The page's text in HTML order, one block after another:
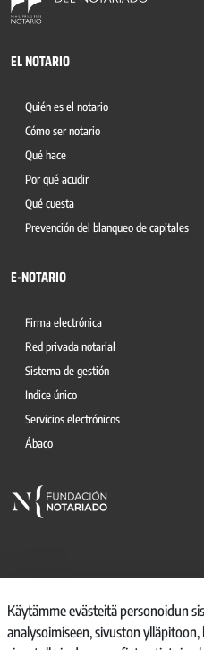
EL NOTARIO
Quién es el notario
Cómo ser notario
Qué hace
Por qué acudir
Qué cuesta
Prevención del blanqueo de capitales
E-NOTARIO
Firma electrónica
Red privada notarial
Sistema de gestión
Indice único
Servicios electrónicos
Ábaco
© 2026, CONSEJO GENERAL DEL NOTARIO
CANAL INTERNO DE
Käytämme evästeitä personoidun
analysoimiseen, sivuston